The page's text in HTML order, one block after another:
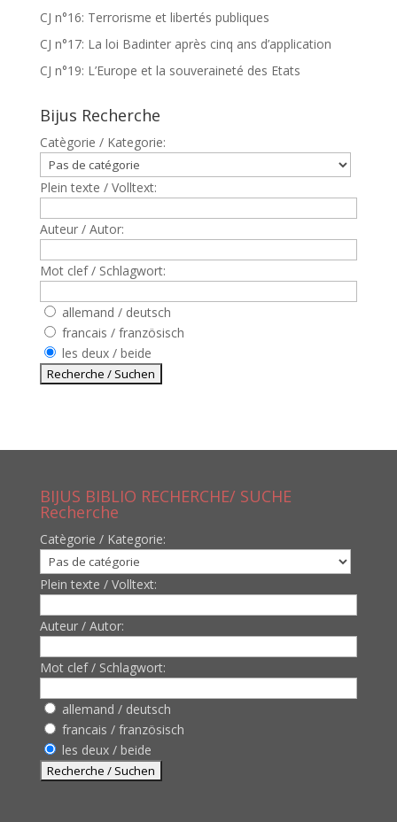
CJ n°16: Terrorisme et libertés publiques
CJ n°17: La loi Badinter après cinq ans d’application
CJ n°19: L’Europe et la souveraineté des Etats
Bijus Recherche
Catègorie / Kategorie:
Plein texte / Volltext:
Auteur / Autor:
Mot clef / Schlagwort:
allemand / deutsch
francais / französisch
les deux / beide
BIJUS BIBLIO RECHERCHE/ SUCHE
Recherche
Catègorie / Kategorie:
Plein texte / Volltext:
Auteur / Autor:
Mot clef / Schlagwort:
allemand / deutsch
francais / französisch
les deux / beide